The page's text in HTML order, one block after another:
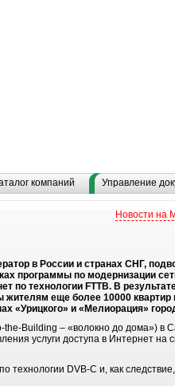
компаний Управление
Новости на
в России и странах СНГ,
программы по модернизации
по технологии FTTB. В
еще более 10000 квартир
«Урицкого» и «Мелиорация»
Building – «волокно до дома») в
услуги доступа в Интернет на
DVB-C и, как